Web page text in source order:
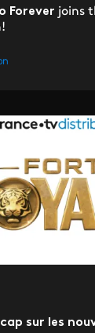
Forever joins
sur les